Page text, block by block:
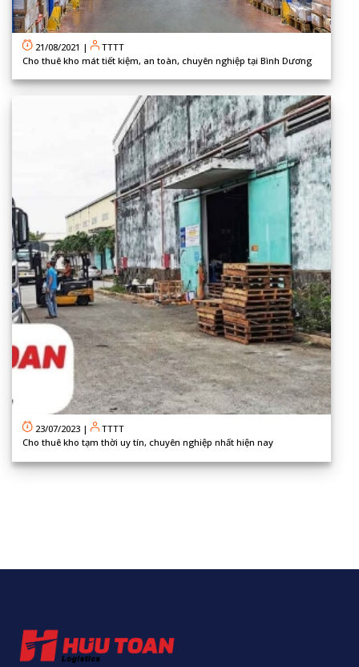
21/08/2021 |
TTTT
Cho thuê kho mát tiết kiệm, an toàn, chuyên nghiệp tại Bình Dương
23/07/2023 |
TTTT
Cho thuê kho tạm thời uy tín, chuyên nghiệp nhất hiện nay